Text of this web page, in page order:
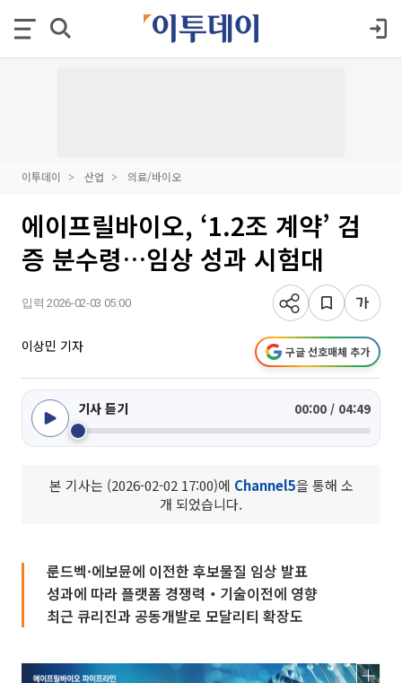
이투데이 산업 의료/바이오
에이프릴바이오, ‘1.2조 계약’ 검
증 분수령…임상 성과 시험대
입력 2026-02-03 05:00
이상민 기자 구글 선호매체 추가
기사 듣기 00:00 / 04:49
본 기사는 (2026-02-02 17:00)에 Channel5을 통해 소
개 되었습니다.
룬드벡·에보뮨에 이전한 후보물질 임상 발표
성과에 따라 플랫폼 경쟁력‧기술이전에 영향
최근 큐리진과 공동개발로 모달리티 확장도